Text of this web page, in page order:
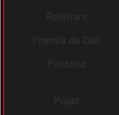
Rellinars
Premià de Dalt
Pontons
Pujalt